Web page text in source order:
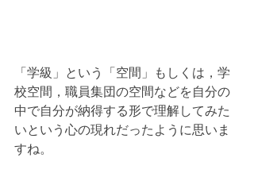
「学級」という「空間」もしくは，学
校空間，職員集団の空間などを自分の
中で自分が納得する形で理解してみた
いという心の現れだったように思いま
すね。